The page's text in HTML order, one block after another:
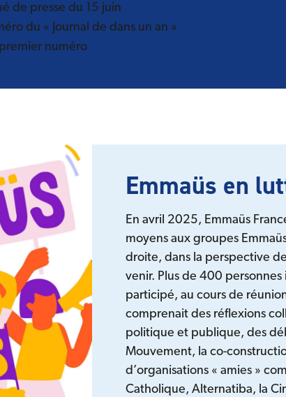
de presse du 15 juin
du « Journal de dans un an »
numéro
Emmaüs en
En avril 2025, Emmaüs
moyens aux groupes
droite, dans la perspective
venir. Plus de 400
participé, au cours de
comprenait des réflexions
politique et publique, des
Mouvement, la co-
d’organisations « amies »
Catholique, Alternatiba, la